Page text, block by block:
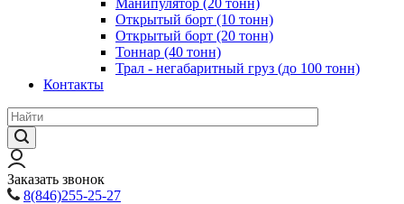
Манипулятор (20 тонн)
Открытый борт (10 тонн)
Открытый борт (20 тонн)
Тоннар (40 тонн)
Трал - негабаритный груз (до 100 тонн)
Контакты
Заказать звонок
8(846)255-25-27